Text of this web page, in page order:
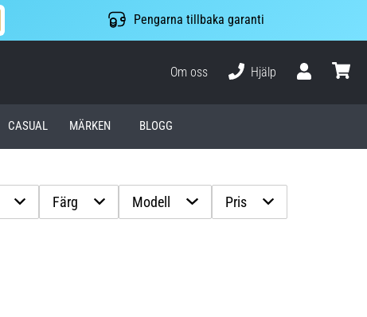
Pengarna tillbaka garanti
Om oss
Hjälp
CASUAL MÄRKEN BLOGG
Färg Modell Pris